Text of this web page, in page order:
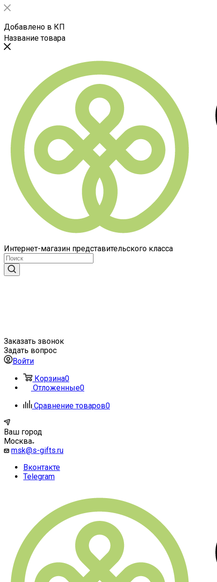
Добавлено в КП
Название товара
Интернет-магазин представительского класса
Заказать звонок
Задать вопрос
Войти
Корзина0
Отложенные0
Сравнение товаров0
Ваш город
Москва
msk@s-gifts.ru
Вконтакте
Telegram